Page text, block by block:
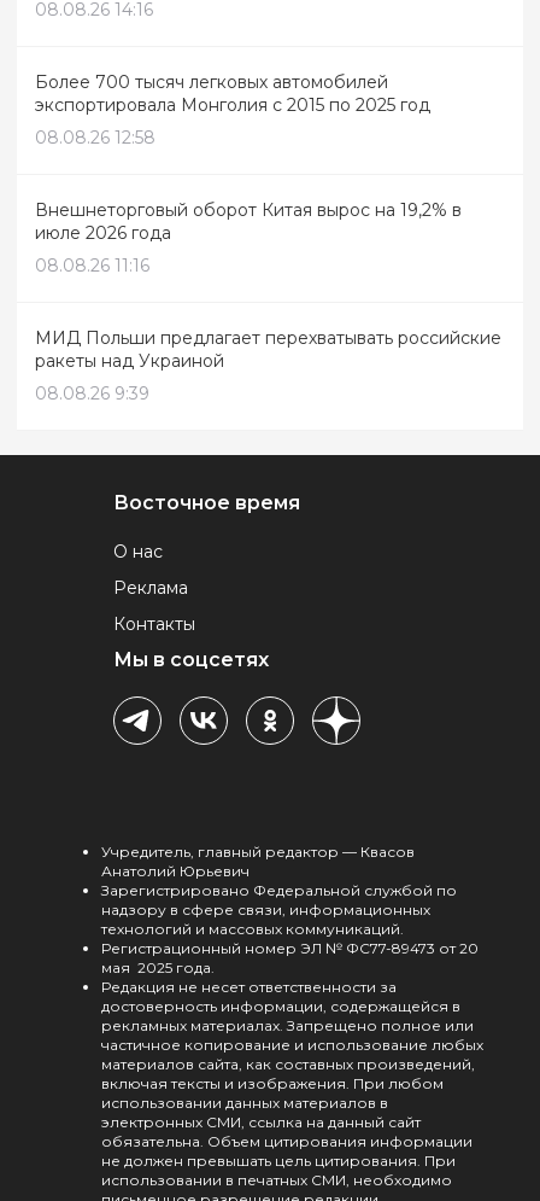
08.08.26 14:16
Более 700 тысяч легковых автомобилей
экспортировала Монголия с 2015 по 2025 год
08.08.26 12:58
Внешнеторговый оборот Китая вырос на 19,2% в
июле 2026 года
08.08.26 11:16
МИД Польши предлагает перехватывать российские
ракеты над Украиной
08.08.26 9:39
Восточное время
О нас
Реклама
Контакты
Мы в соцсетях
Учредитель, главный редактор — Квасов
Анатолий Юрьевич
Зарегистрировано Федеральной службой по
надзору в сфере связи, информационных
технологий и массовых коммуникаций.
Регистрационный номер ЭЛ № ФС77-89473 от 20
мая 2025 года.
Редакция не несет ответственности за
достоверность информации, содержащейся в
рекламных материалах. Запрещено полное или
частичное копирование и использование любых
материалов сайта, как составных произведений,
включая тексты и изображения. При любом
использовании данных материалов в
электронных СМИ, ссылка на данный сайт
обязательна. Объем цитирования информации
не должен превышать цель цитирования. При
использовании в печатных СМИ, необходимо